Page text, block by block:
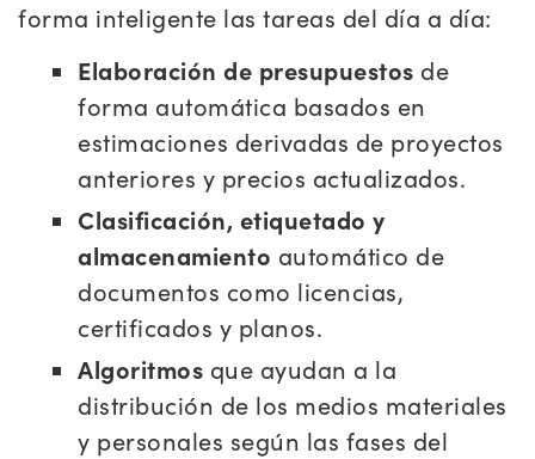
forma inteligente las tareas del día a día:
Elaboración de presupuestos de
forma automática basados en
estimaciones derivadas de proyectos
anteriores y precios actualizados.
Clasificación, etiquetado y
almacenamiento automático de
documentos como licencias,
certificados y planos.
Algoritmos que ayudan a la
distribución de los medios materiales
y personales según las fases del